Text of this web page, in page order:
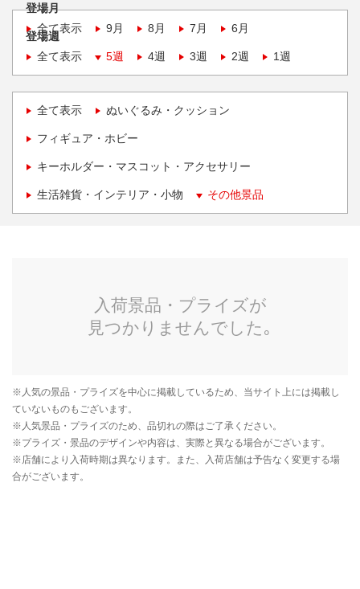
登場月
全て表示
9月 8月 7月 6月
登場週
全て表示
5週 4週 3週 2週 1週
全て表示 ぬいぐるみ・クッション
フィギュア・ホビー
キーホルダー・マスコット・アクセサリー
生活雑貨・インテリア・小物 その他景品